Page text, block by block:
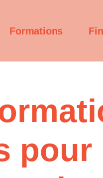
Formations
pour